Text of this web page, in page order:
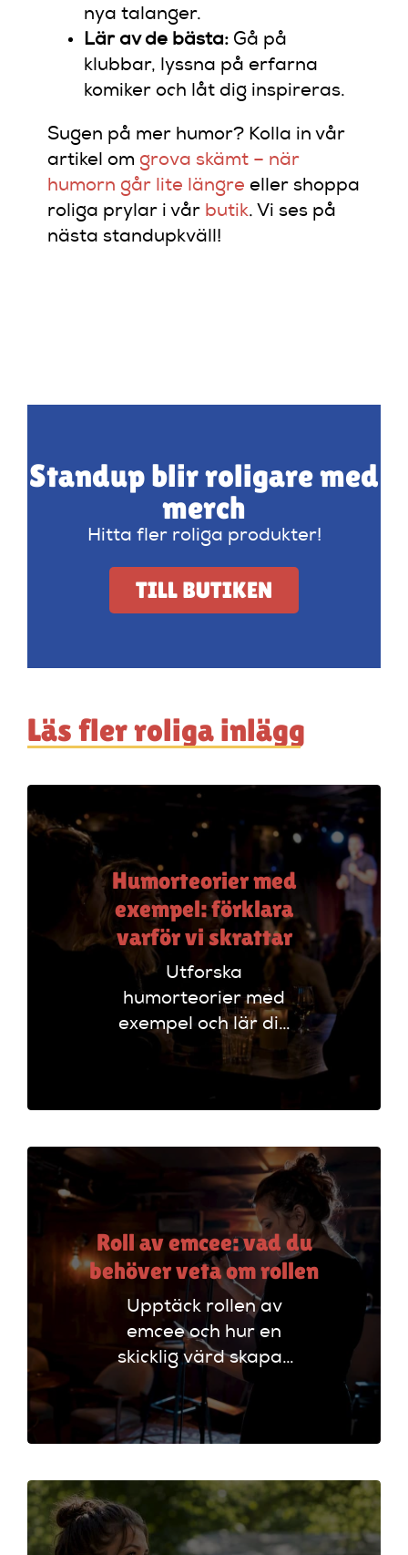
nya talanger.
Lär av de bästa: Gå på
klubbar, lyssna på erfarna
komiker och låt dig inspireras.
Sugen på mer humor? Kolla in vår
artikel om grova skämt – när
humorn går lite längre eller shoppa
roliga prylar i vår butik. Vi ses på
nästa standupkväll!
Standup blir roligare med
merch
Hitta fler roliga produkter!
TILL BUTIKEN
Läs fler roliga inlägg
Humorteorier med
exempel: förklara
varför vi skrattar
Utforska
humorteorier med
exempel och lär dig
varför vi skrattar.
Förstå olika sätt att
Roll av emcee: vad du
behöver veta om rollen
Upptäck rollen av
emcee och hur en
skicklig värd skapar
oförglömliga
evenemang genom
att styra
engagera publiken.